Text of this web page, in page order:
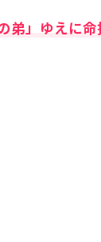
弟」ゆえに